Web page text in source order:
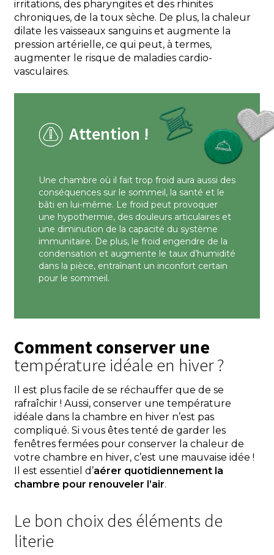
irritations, des pharyngites et des rhinites
chroniques, de la toux sèche. De plus, la chaleur
dilate les vaisseaux sanguins et augmente la
pression artérielle, ce qui peut, à termes,
augmenter le risque de maladies cardio-
vasculaires.
Attention !
Une chambre où il fait trop froid aura aussi des
conséquences sur le sommeil, la santé et le
bâti en lui-même. Le froid peut provoquer
une hypothermie, des douleurs articulaires et
une diminution de la capacité du système
immunitaire. De plus, le froid engendre de la
condensation et augmente le taux d’humidité
dans la pièce, entraînant un inconfort certain
pour le sommeil.
Comment conserver une
température idéale en hiver ?
Il est plus facile de se réchauffer que de se
rafraîchir ! Aussi, conserver une température
idéale dans la chambre en hiver n’est pas
compliqué. Si vous êtes tenté de garder les
fenêtres fermées pour conserver la chaleur de
votre chambre en hiver, c’est une mauvaise idée !
Il est essentiel d’aérer quotidiennement la
chambre pour renouveler l’air.
Le bon choix des éléments de
literie